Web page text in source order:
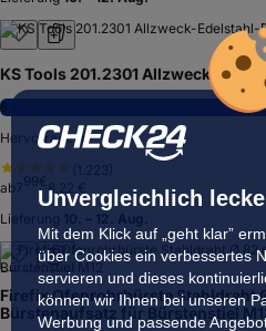
Unvergleichlich
Mit dem Klick auf „geht klar”
über Cookies ein verbessertes
servieren und dieses
können wir Ihnen bei unseren
Werbung und passende
KS Tools 201.2301 Allzweck-
8,3
Hervorragend
ab
8,22 €
Lieferung
Firefix Ofenrohrbürste Stahldraht
Bürstenaufsatz für Bürstenstiel M12